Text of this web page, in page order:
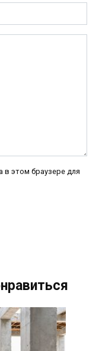
в этом браузере для